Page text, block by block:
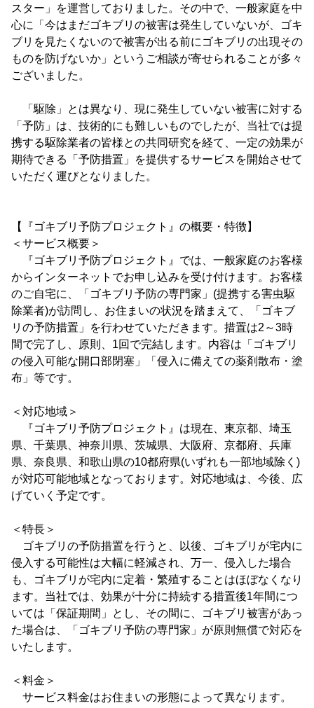
スター」を運営しておりました。その中で、一般家庭を中
心に「今はまだゴキブリの被害は発生していないが、ゴキ
ブリを見たくないので被害が出る前にゴキブリの出現その
ものを防げないか」というご相談が寄せられることが多々
ございました。
「駆除」とは異なり、現に発生していない被害に対する
「予防」は、技術的にも難しいものでしたが、当社では提
携する駆除業者の皆様との共同研究を経て、一定の効果が
期待できる「予防措置」を提供するサービスを開始させて
いただく運びとなりました。
【『ゴキブリ予防プロジェクト』の概要・特徴】
＜サービス概要＞
『ゴキブリ予防プロジェクト』では、一般家庭のお客様
からインターネットでお申し込みを受け付けます。お客様
のご自宅に、「ゴキブリ予防の専門家」(提携する害虫駆
除業者)が訪問し、お住まいの状況を踏まえて、「ゴキブ
リの予防措置」を行わせていただきます。措置は2～3時
間で完了し、原則、1回で完結します。内容は「ゴキブリ
の侵入可能な開口部閉塞」「侵入に備えての薬剤散布・塗
布」等です。
＜対応地域＞
『ゴキブリ予防プロジェクト』は現在、東京都、埼玉
県、千葉県、神奈川県、茨城県、大阪府、京都府、兵庫
県、奈良県、和歌山県の10都府県(いずれも一部地域除く)
が対応可能地域となっております。対応地域は、今後、広
げていく予定です。
＜特長＞
ゴキブリの予防措置を行うと、以後、ゴキブリが宅内に
侵入する可能性は大幅に軽減され、万一、侵入した場合
も、ゴキブリが宅内に定着・繁殖することはほぼなくなり
ます。当社では、効果が十分に持続する措置後1年間につ
いては「保証期間」とし、その間に、ゴキブリ被害があっ
た場合は、「ゴキブリ予防の専門家」が原則無償で対応を
いたします。
＜料金＞
サービス料金はお住まいの形態によって異なります。